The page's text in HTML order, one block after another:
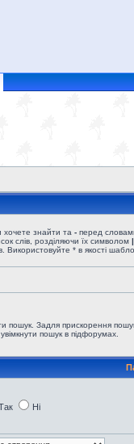
хочете знайти та - перед
слів, розділяючи їх символом |
Використовуйте * в якості
пошук. Задля прискорення
пошук в підфорумах.
Ні